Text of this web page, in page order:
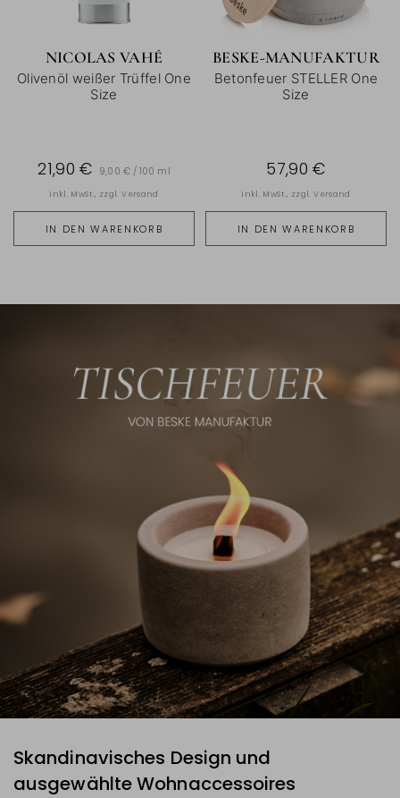
NICOLAS VAHÉ
Olivenöl weißer Trüffel One
Size
IN DEN WARENKORB
21,90 € 9,00 € / 100 ml
inkl. MwSt., zzgl.Versand
BESKE-MANUFAKTUR
Betonfeuer STELLER One
Size
IN DEN WARENKORB
57,90 €
inkl. MwSt., zzgl.Versand
Skandinavisches Design und
ausgewählte Wohnaccessoires